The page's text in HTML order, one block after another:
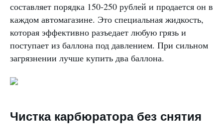
составляет порядка 150-250 рублей и продается он в
каждом автомагазине. Это специальная жидкость,
которая эффективно разъедает любую грязь и
поступает из баллона под давлением. При сильном
загрязнении лучше купить два баллона.
Чистка карбюратора без снятия